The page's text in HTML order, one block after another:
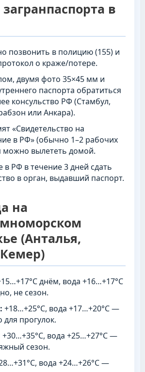
загранпаспорта в
позвонить в полицию (155) и
о краже/потере.
двумя фото 35×45 мм и
паспорта обратиться
консульство РФ (Стамбул,
или Анкара).
«Свидетельство на
в РФ» (обычно 1–2 рабочих
можно вылететь домой.
в РФ в течение 3 дней сдать
в орган, выдавший паспорт.
на
(Анталья,
днём, вода +16…+17°C
не сезон.
+18…+25°C, вода +17…+20°C —
прогулок.
+30…+35°C, вода +25…+27°C —
сезон.
вода +24…+26°C —